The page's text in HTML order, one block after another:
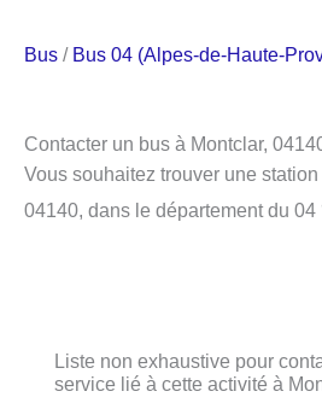
Bus / Bus 04 (Alpes-de-Haute-
Contacter un bus à Montclar,
Vous souhaitez trouver une
04140, dans le département du 04
Liste non exhaustive pour
service lié à cette activité à